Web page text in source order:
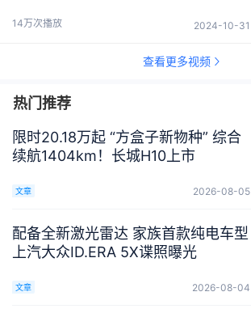
2024-10-31
14万次播放
查看更多视频
热门推荐
限时20.18万起 “方盒子新物种” 综合
续航1404km！长城H10上市
2026-08-05
文章
配备全新激光雷达 家族首款纯电车型
上汽大众ID.ERA 5X谍照曝光
2026-08-04
文章